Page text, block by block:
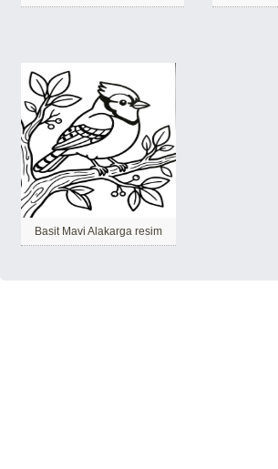
Basit Mavi Alakarga resim